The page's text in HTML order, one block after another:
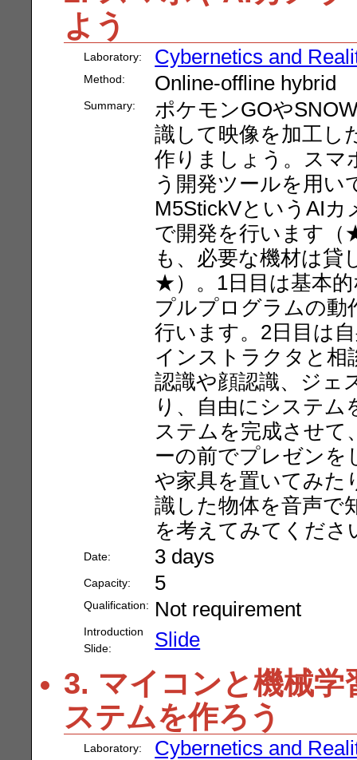
よう
Laboratory: Cybernetics and
Method: Online-offline hybrid
Summary:
ポケモンGOや
識して映像を加工し
作りましょう。スマ
う開発ツールを用い
M5StickVというAI
で開発を行います
も、必要な機材は貸
★）。1日目は基本
プルプログラムの動
行います。2日目は
インストラクタと相
認識や顔認識、ジェ
り、自由にシステム
ステムを完成させて
ーの前でプレゼンを
や家具を置いてみた
識した物体を音声で
を考えてみてくださ
Date: 3 days
Capacity: 5
Qualification: Not requirement
Introduction
Slide:
Slide
3. マイコンと機械学
ステムを作ろう
Laboratory: Cybernetics and